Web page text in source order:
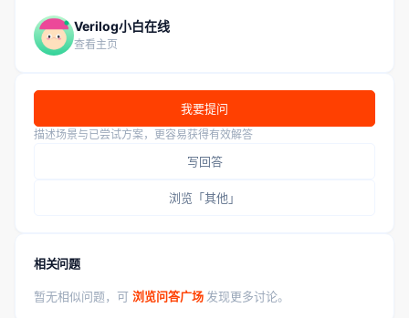
Verilog小白在线
查看主页
我要提问
描述场景与已尝试方案，更容易获得有效解答
写回答
浏览「其他」
相关问题
暂无相似问题，可 浏览问答广场 发现更多讨论。